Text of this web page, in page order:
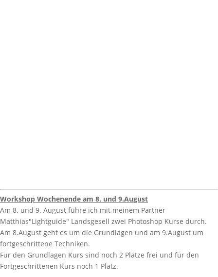
Workshop Wochenende am 8. und 9.August
Am 8. und 9. August führe ich mit meinem Partner
Matthias"Lightguide" Landsgesell zwei Photoshop Kurse durch.
Am 8.August geht es um die Grundlagen und am 9.August um
fortgeschrittene Techniken.
Für den Grundlagen Kurs sind noch 2 Plätze frei und für den
Fortgeschrittenen Kurs noch 1 Platz.